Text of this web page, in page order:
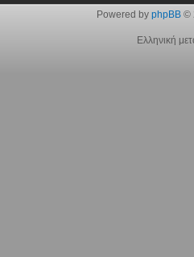
Powered by phpBB©
Ελληνική